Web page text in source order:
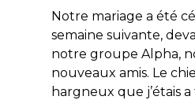
Notre mariage a été
semaine suivante,
notre groupe Alpha,
nouveaux amis. Le
hargneux que j’étais